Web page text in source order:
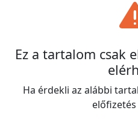
Ez a tartalom csak
Ha érdekli az alábbi